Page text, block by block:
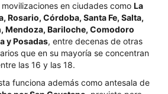
en ciudades como La
Rosario, Córdoba, Santa Fe, Salta,
Mendoza, Bariloche, Comodoro
y Posadas, entre decenas de otras
que en su mayoría se concentran
las 16 y las 18.
funciona además como antesala de